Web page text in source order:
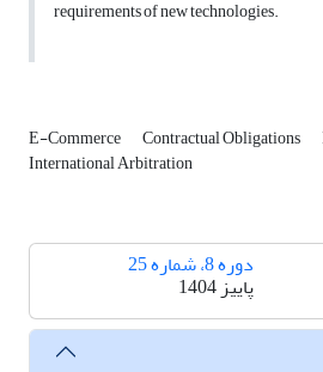
requirements of new technologies.
E-Commerce Contractual Obligations
International Arbitration
دوره 8، شماره 25
پاییز 1404